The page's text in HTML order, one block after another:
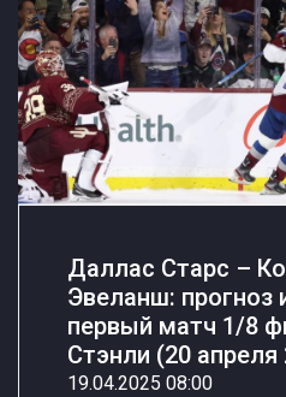
Даллас Старс –
Эвеланш: прогноз
первый матч 1/8
Стэнли (20 апреля
19.04.2025 08:00